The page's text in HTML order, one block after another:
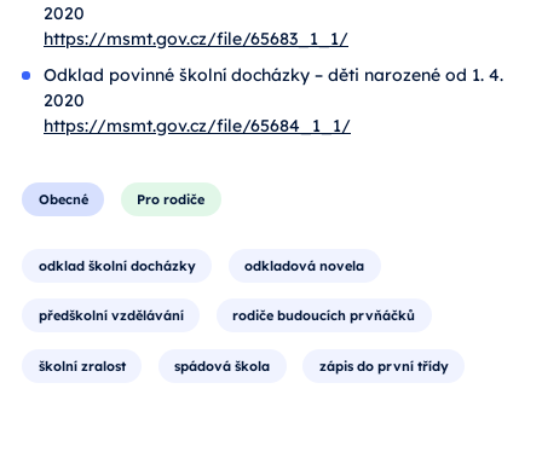
2020
https://msmt.gov.cz/file/65683_1_1/
Odklad povinné školní docházky – děti narozené od 1. 4.
2020
https://msmt.gov.cz/file/65684_1_1/
Obecné Pro rodiče
odklad školní docházky odkladová novela
předškolní vzdělávání rodiče budoucích prvňáčků
školní zralost spádová škola zápis do první třídy